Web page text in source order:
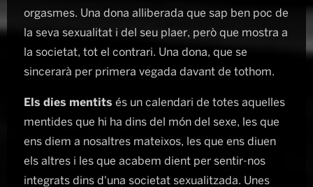
orgasmes. Una dona alliberada que sap ben poc de
la seva sexualitat i del seu plaer, però que mostra a
la societat, tot el contrari. Una dona, que se
sincerarà per primera vegada davant de tothom.
Els dies mentits és un calendari de totes aquelles
mentides que hi ha dins del món del sexe, les que
ens diem a nosaltres mateixos, les que ens diuen
els altres i les que acabem dient per sentir-nos
integrats dins d'una societat sexualitzada. Unes